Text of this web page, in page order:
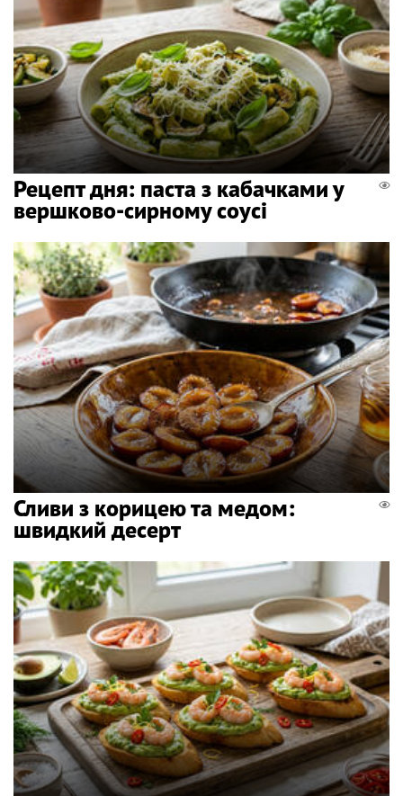
Рецепт дня: паста з кабачками у
вершково-сирному соусі
Сливи з корицею та медом:
швидкий десерт